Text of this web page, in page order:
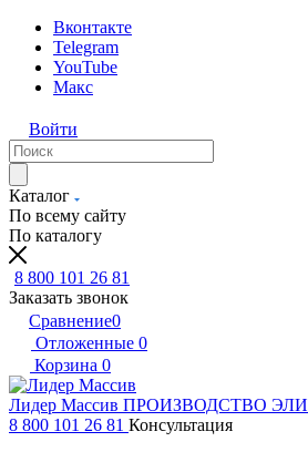
Вконтакте
Telegram
YouTube
Макс
Войти
Каталог
По всему сайту
По каталогу
8 800 101 26 81
Заказать звонок
Сравнение0
Отложенные 0
Корзина 0
Лидер Массив ПРОИЗВОДСТВО
8 800 101 26 81 Консультация